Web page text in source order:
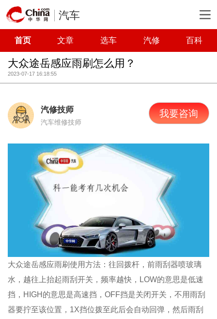
汽车
首页 文章 选车 汽修 百科
大众途岳感应雨刷怎么用？
2023-07-17 16:18:55
汽修技师
汽车维修技师
我要咨询
大众途岳感应雨刷使用方法：往回拨杆，前雨刮器喷玻璃
水，越往上抬起雨刮开关，频率越快，LOW的意思是低速
挡，HIGH的意思是高速挡，OFF挡是关闭开关，不用雨刮
器要拧至该位置，1X挡位拨至此后会自动回弹，然后雨刮